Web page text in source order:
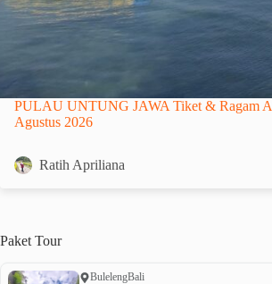
PULAU UNTUNG JAWA Tiket & Ragam
Agustus 2026
Ratih Apriliana
Paket Tour
BulelengBali